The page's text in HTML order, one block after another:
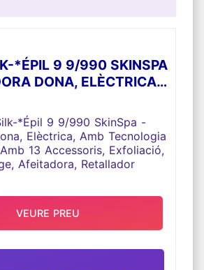
*ÉPIL 9 9/990 SKINSPA
DONA, ELÈCTRICA,
EXFOLIACIÓ,
AFEITADORA,
RETALLADOR
VEURE PREU